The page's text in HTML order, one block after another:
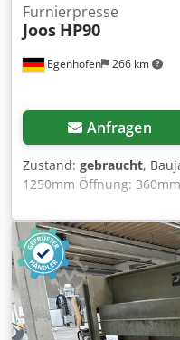
Egenhofen 266 km
Furnierpresse
Joos HP90
Anfragen
Zustand: gebraucht,
1250mm Öffnung:
Heizung Platte unten:
eoxiert Pressdruck: 90t
Esfx Alnjrf
mm Maschinenbreite: